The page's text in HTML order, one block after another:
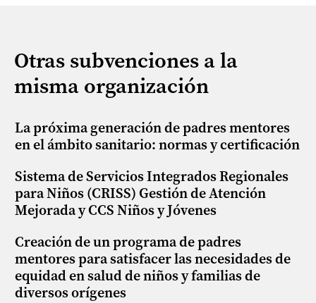
Otras subvenciones a la
misma organización
La próxima generación de padres mentores
en el ámbito sanitario: normas y certificación
Sistema de Servicios Integrados Regionales
para Niños (CRISS) Gestión de Atención
Mejorada y CCS Niños y Jóvenes
Creación de un programa de padres
mentores para satisfacer las necesidades de
equidad en salud de niños y familias de
diversos orígenes